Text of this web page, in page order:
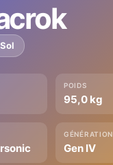
Sol
POIDS
95,0 kg
GÉNÉRATION
Gen IV